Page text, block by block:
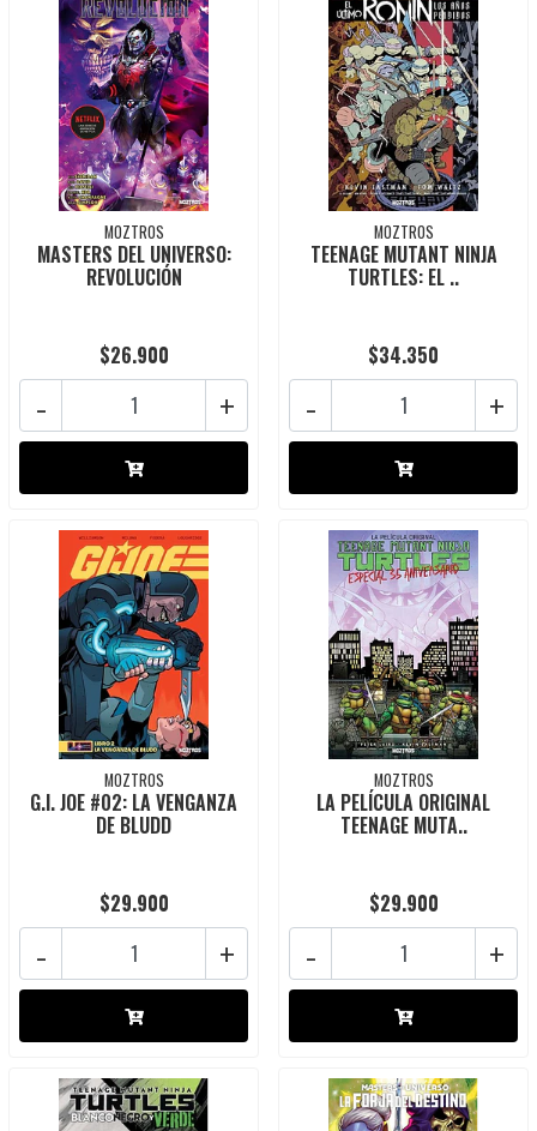
MOZTROS
MASTERS DEL UNIVERSO:
REVOLUCIÓN
$26.900
+
-
MOZTROS
TEENAGE MUTANT NINJA
TURTLES: EL ..
$34.350
+
-
MOZTROS
G.I. JOE #02: LA VENGANZA
DE BLUDD
$29.900
+
-
MOZTROS
LA PELÍCULA ORIGINAL
TEENAGE MUTA..
$29.900
+
-